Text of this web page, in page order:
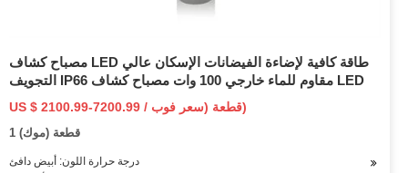
مصباح كشاف LED طاقة كافية لإضاءة الفيضانات الإسكان عالي
التجويف IP66 مقاوم للماء خارجي 100 وات مصباح كشاف LED
US $ 2100.99-7200.99 / قطعة (سعر فوب)
1 قطعة (موك)
درجة حرارة اللون: أبيض دافئ